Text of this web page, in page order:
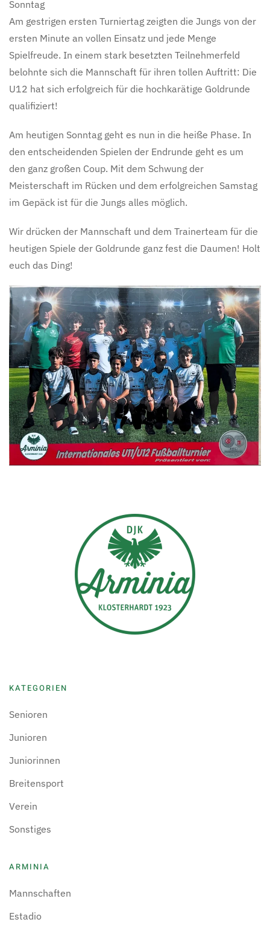
Sonntag
Am gestrigen ersten Turniertag zeigten die Jungs von der
ersten Minute an vollen Einsatz und jede Menge
Spielfreude. In einem stark besetzten Teilnehmerfeld
belohnte sich die Mannschaft für ihren tollen Auftritt: Die
U12 hat sich erfolgreich für die hochkarätige Goldrunde
qualifiziert!
Am heutigen Sonntag geht es nun in die heiße Phase. In
den entscheidenden Spielen der Endrunde geht es um
den ganz großen Coup. Mit dem Schwung der
Meisterschaft im Rücken und dem erfolgreichen Samstag
im Gepäck ist für die Jungs alles möglich.
Wir drücken der Mannschaft und dem Trainerteam für die
heutigen Spiele der Goldrunde ganz fest die Daumen! Holt
euch das Ding!
KATEGORIEN
Senioren
Junioren
Juniorinnen
Breitensport
Verein
Sonstiges
ARMINIA
Mannschaften
Estadio